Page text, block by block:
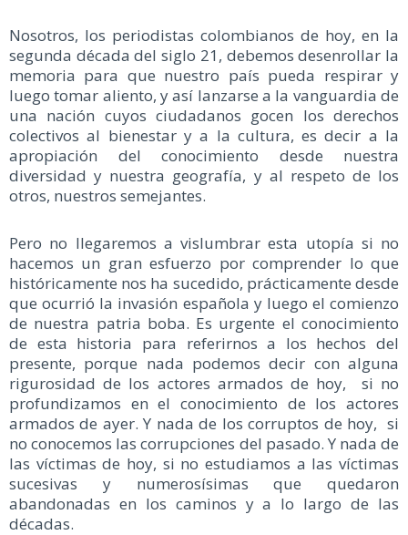
Nosotros, los periodistas colombianos de hoy, en la
segunda década del siglo 21, debemos desenrollar la
memoria para que nuestro país pueda respirar y
luego tomar aliento, y así lanzarse a la vanguardia de
una nación cuyos ciudadanos gocen los derechos
colectivos al bienestar y a la cultura, es decir a la
apropiación del conocimiento desde nuestra
diversidad y nuestra geografía, y al respeto de los
otros, nuestros semejantes.
Pero no llegaremos a vislumbrar esta utopía si no
hacemos un gran esfuerzo por comprender lo que
históricamente nos ha sucedido, prácticamente desde
que ocurrió la invasión española y luego el comienzo
de nuestra patria boba. Es urgente el conocimiento
de esta historia para referirnos a los hechos del
presente, porque nada podemos decir con alguna
rigurosidad de los actores armados de hoy, si no
profundizamos en el conocimiento de los actores
armados de ayer. Y nada de los corruptos de hoy, si
no conocemos las corrupciones del pasado. Y nada de
las víctimas de hoy, si no estudiamos a las víctimas
sucesivas y numerosísimas que quedaron
abandonadas en los caminos y a lo largo de las
décadas.